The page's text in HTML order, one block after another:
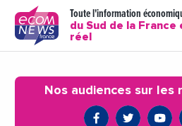
Toute l'information
du Sud de la France
réel
Nos audiences sur les